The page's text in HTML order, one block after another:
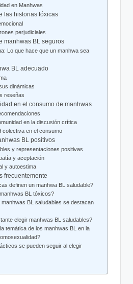
en Manhwas
las historias⁣ tóxicas
perjudiciales
manhwas BL ⁤seguros
Lo que hace que un manhwa sea
BL adecuado
dinámicas
reseñas
en el consumo⁤ de manhwas
en ⁤la discusión crítica
colectiva en ⁢el consumo
BL positivos
y representaciones positivas
y aceptación
⁣y autoestima
frecuentemente
definen un manhwa BL saludable?
BL tóxicos?
BL saludables se destacan
elegir manhwas ⁤BL saludables?
temática de los manhwas BL en la
se pueden ​seguir al elegir‍